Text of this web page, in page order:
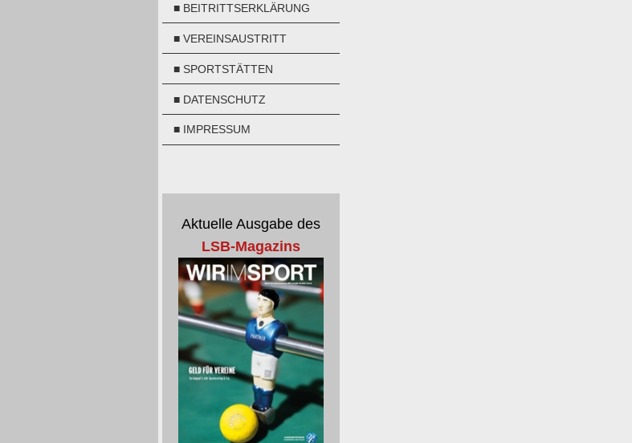
■ BEITRITTSERKLÄRUNG
■ VEREINSAUSTRITT
■ SPORTSTÄTTEN
■ DATENSCHUTZ
■ IMPRESSUM
Aktuelle Ausgabe des
LSB-Magazins